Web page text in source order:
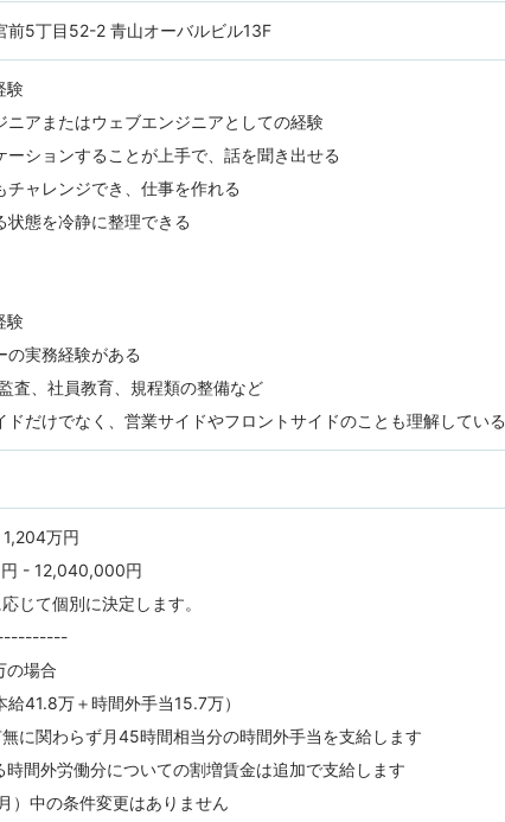
前5丁目52-2 青山オーバルビル13F
験
ニアまたはウェブエンジニアとしての経験
ーションすることが上手で、話を聞き出せる
チャレンジでき、仕事を作れる
状態を冷静に整理できる
験
の実務経験がある
、社員教育、規程類の整備など
ドだけでなく、営業サイドやフロントサイドのことも理解している
万円
- 12,040,000円
じて個別に決定します。
の場合
給41.8万＋時間外手当15.7万）
に関わらず月45時間相当分の時間外手当を支給します
間外労働分についての割増賃金は追加で支給します
）中の条件変更はありません